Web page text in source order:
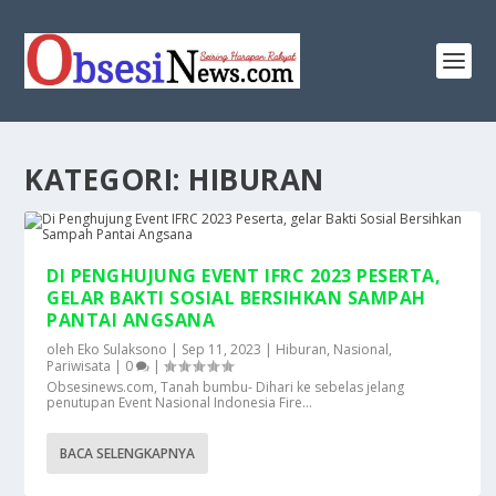
KATEGORI: HIBURAN
DI PENGHUJUNG EVENT IFRC 2023 PESERTA,
GELAR BAKTI SOSIAL BERSIHKAN SAMPAH
PANTAI ANGSANA
oleh Eko Sulaksono | Sep 11, 2023 | Hiburan, Nasional,
Pariwisata | 0
|
Obsesinews.com, Tanah bumbu- Dihari ke sebelas jelang
penutupan Event Nasional Indonesia Fire...
BACA SELENGKAPNYA